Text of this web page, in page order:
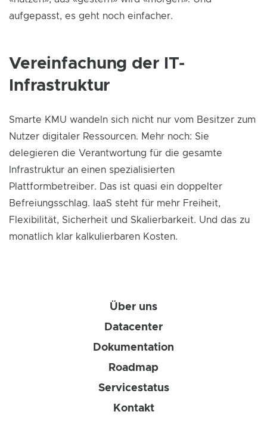
aufgepasst, es geht noch einfacher.
Vereinfachung der IT-
Infrastruktur
Smarte KMU wandeln sich nicht nur vom Besitzer zum
Nutzer digitaler Ressourcen. Mehr noch: Sie
delegieren die Verantwortung für die gesamte
Infrastruktur an einen spezialisierten
Plattformbetreiber. Das ist quasi ein doppelter
Befreiungsschlag. IaaS steht für mehr Freiheit,
Flexibilität, Sicherheit und Skalierbarkeit. Und das zu
monatlich klar kalkulierbaren Kosten.
Über uns
Datacenter
Dokumentation
Roadmap
Servicestatus
Kontakt